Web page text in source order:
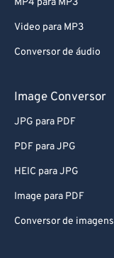
MP4 para MP3
Video para MP3
Conversor de áudio
Image Conversor
JPG para PDF
PDF para JPG
HEIC para JPG
Image para PDF
Conversor de imagens